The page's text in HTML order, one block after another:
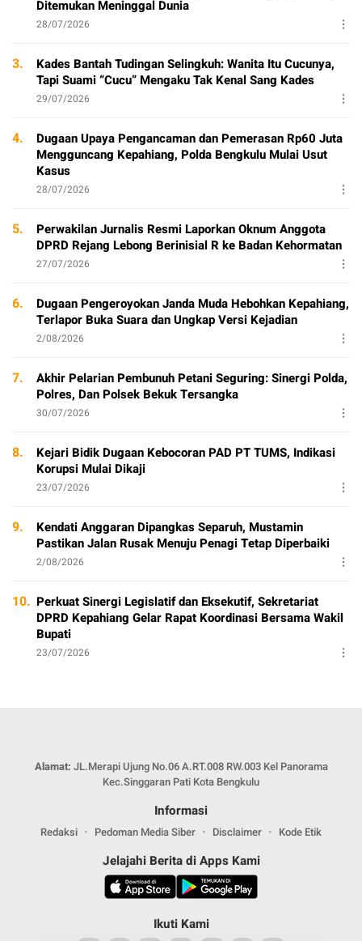
Ditemukan Meninggal Dunia
28/07/2026
3.
Kades Bantah Tudingan Selingkuh: Wanita Itu Cucunya,
Tapi Suami “Cucu” Mengaku Tak Kenal Sang Kades
29/07/2026
4.
Dugaan Upaya Pengancaman dan Pemerasan Rp60 Juta
Mengguncang Kepahiang, Polda Bengkulu Mulai Usut
Kasus
28/07/2026
5.
Perwakilan Jurnalis Resmi Laporkan Oknum Anggota
DPRD Rejang Lebong Berinisial R ke Badan Kehormatan
27/07/2026
6.
Dugaan Pengeroyokan Janda Muda Hebohkan Kepahiang,
Terlapor Buka Suara dan Ungkap Versi Kejadian
2/08/2026
7.
Akhir Pelarian Pembunuh Petani Seguring: Sinergi Polda,
Polres, Dan Polsek Bekuk Tersangka
30/07/2026
8.
Kejari Bidik Dugaan Kebocoran PAD PT TUMS, Indikasi
Korupsi Mulai Dikaji
23/07/2026
9.
Kendati Anggaran Dipangkas Separuh, Mustamin
Pastikan Jalan Rusak Menuju Penagi Tetap Diperbaiki
2/08/2026
10. Perkuat Sinergi Legislatif dan Eksekutif, Sekretariat
DPRD Kepahiang Gelar Rapat Koordinasi Bersama Wakil
Bupati
23/07/2026
Alamat: JL.Merapi Ujung No.06 A.RT.008 RW.003 Kel Panorama
Kec.Singgaran Pati Kota Bengkulu
Informasi
Redaksi Pedoman Media Siber Disclaimer Kode Etik
Jelajahi Berita di Apps Kami
Ikuti Kami